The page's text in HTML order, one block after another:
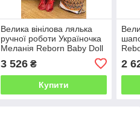
Велика вінілова лялька
ручної роботи Україночка
Меланія Reborn Baby Doll
3 526₴
Купити
2